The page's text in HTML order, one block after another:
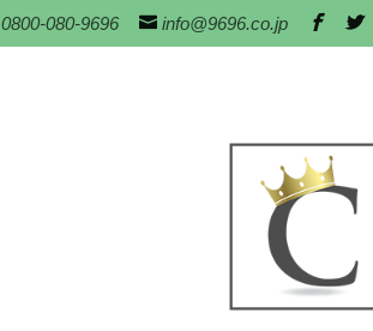
0800-080-9696 info@9696.co.jp